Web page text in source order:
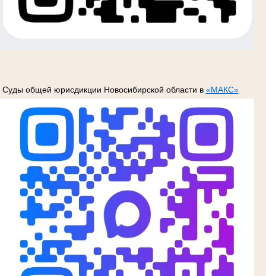
Суды общей юрисдикции Новосибирской области в «МАКС»